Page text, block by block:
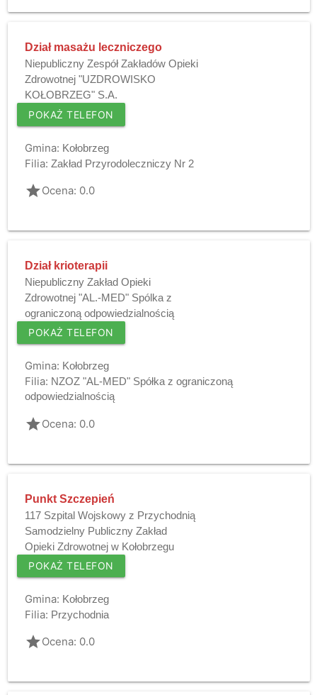
Dział masażu leczniczego
Niepubliczny Zespół Zakładów Opieki
Zdrowotnej "UZDROWISKO
KOŁOBRZEG" S.A.
POKAŻ TELEFON
Gmina: Kołobrzeg
Filia: Zakład Przyrodoleczniczy Nr 2
gradeOcena: 0.0
Dział krioterapii
Niepubliczny Zakład Opieki
Zdrowotnej "AL.-MED" Spólka z
ograniczoną odpowiedzialnością
POKAŻ TELEFON
Gmina: Kołobrzeg
Filia: NZOZ "AL-MED" Spółka z ograniczoną
odpowiedzialnością
gradeOcena: 0.0
Punkt Szczepień
117 Szpital Wojskowy z Przychodnią
Samodzielny Publiczny Zakład
Opieki Zdrowotnej w Kołobrzegu
POKAŻ TELEFON
Gmina: Kołobrzeg
Filia: Przychodnia
gradeOcena: 0.0